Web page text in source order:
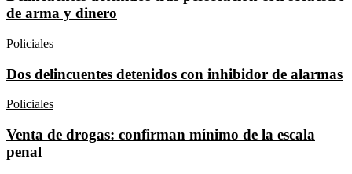
de arma y dinero
Policiales
Dos delincuentes detenidos con inhibidor de alarmas
Policiales
Venta de drogas: confirman mínimo de la escala
penal